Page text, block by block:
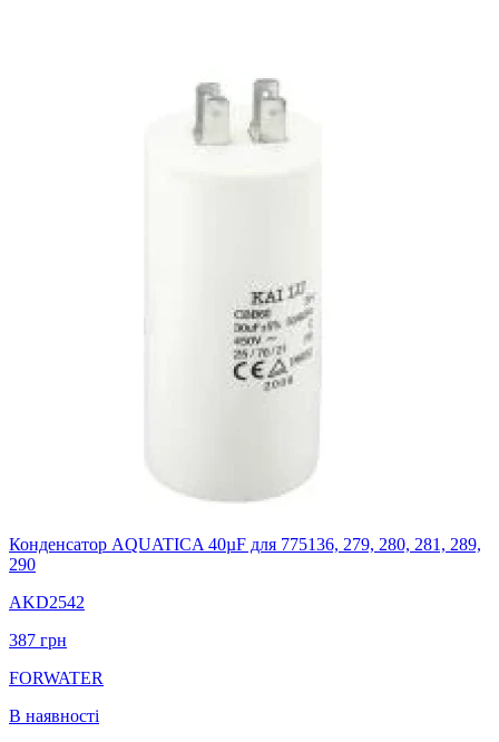
Конденсатор AQUATICA 40µF для 775136, 279, 280, 281, 289,
290
AKD2542
387 грн
FORWATER
В наявності